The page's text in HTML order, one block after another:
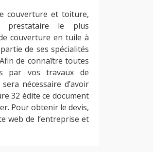
couverture et toiture,
prestataire le plus
couverture en tuile à
de ses spécialités
de connaître toutes
par vos travaux de
nécessaire d’avoir
32 édite ce document
Pour obtenir le devis,
web de l’entreprise et